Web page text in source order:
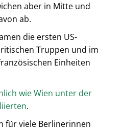
aber in Mitte und
ab.
die ersten US-
Truppen und im
Einheiten
wie Wien unter der
.
für viele Berlinerinnen